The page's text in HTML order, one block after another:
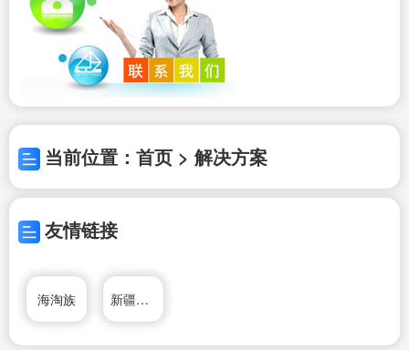
当前位置：首页 > 解决方案
友情链接
海淘族 新疆巴音郭楞蒙古自治州